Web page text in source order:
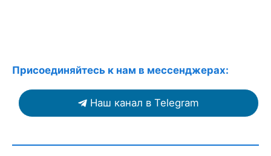
Присоединяйтесь к нам в мессенджерах:
Наш канал в Telegram